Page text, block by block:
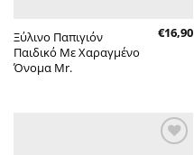
Ξύλινο Παπιγιόν
Παιδικό Με Χαραγμένο
Όνομα Mr.
€16,90